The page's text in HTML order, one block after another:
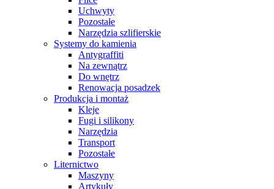
Uchwyty
Pozostałe
Narzędzia szlifierskie
Systemy do kamienia
Antygraffiti
Na zewnątrz
Do wnętrz
Renowacja posadzek
Produkcja i montaż
Kleje
Fugi i silikony
Narzędzia
Transport
Pozostałe
Liternictwo
Maszyny
Artykuły